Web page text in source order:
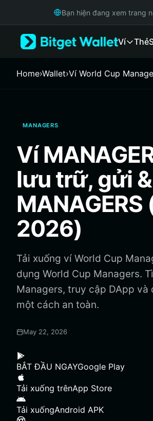
Русский
Italiano
繁體中文
Bahasa Indonesia
ภาษาไทย
Español
Português (Brasil)
Español (Argentina)
Bạn hiện đang xem trang
Ví Thẻ
Home›Wallet›‌Ví World Cup
MANAGERS
Ví
lưu trữ, gửi
2026)
Tải xuống ví World Cup
dụng World Cup Managers.
Managers, truy cập DApp và
một cách an toàn.
May 22, 2026
BẮT ĐẦU NGAYGoogle Play
Tải xuống trênApp Store
Tải xuốngAndroid APK